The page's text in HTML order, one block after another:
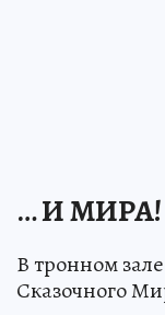
… И МИРА!
В тронном
Сказочного